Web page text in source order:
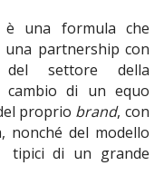
è una formula che
partnership con
del settore della
cambio di un equo
proprio brand, con
nonché del modello
di un grande